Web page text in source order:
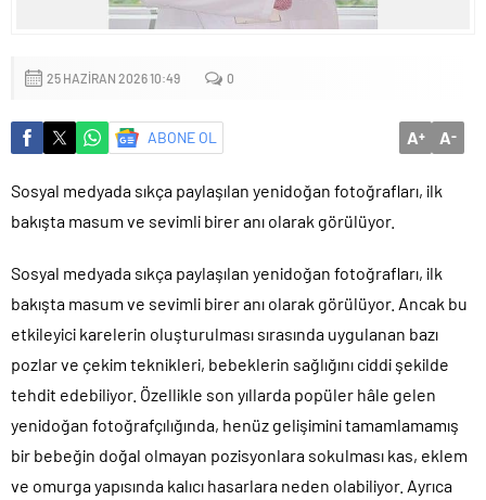
Küçük işletmeler büyük siber risklerle karşı karşıya
25 HAZIRAN 2026 10:49 0
ABONE OL A+ A-
Sosyal medyada sıkça paylaşılan yenidoğan fotoğrafları, ilk
bakışta masum ve sevimli birer anı olarak görülüyor.
Sosyal medyada sıkça paylaşılan yenidoğan fotoğrafları, ilk
bakışta masum ve sevimli birer anı olarak görülüyor. Ancak bu
etkileyici karelerin oluşturulması sırasında uygulanan bazı
pozlar ve çekim teknikleri, bebeklerin sağlığını ciddi şekilde
tehdit edebiliyor. Özellikle son yıllarda popüler hâle gelen
yenidoğan fotoğrafçılığında, henüz gelişimini tamamlamamış
bir bebeğin doğal olmayan pozisyonlara sokulması kas, eklem
ve omurga yapısında kalıcı hasarlara neden olabiliyor. Ayrıca